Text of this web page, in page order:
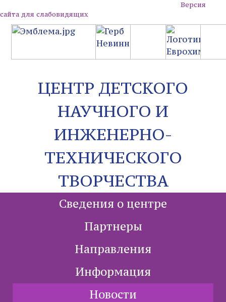
Версия
сайта для слабовидящих
ЦЕНТР ДЕТСКОГО
НАУЧНОГО И
ИНЖЕНЕРНО-
ТЕХНИЧЕСКОГО
ТВОРЧЕСТВА
Сведения о центре
Партнеры
Направления
Информация
Новости